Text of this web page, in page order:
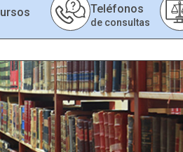
Teléfonos
de consultas